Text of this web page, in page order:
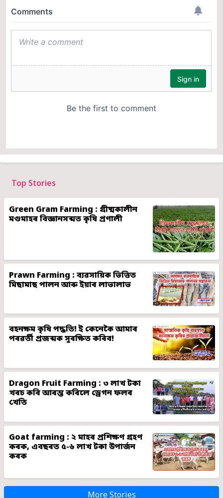
Top Stories
Green Gram Farming : গ্ৰীষ্মকালীন
মগুমাহৰ বিজ্ঞানসন্মত কৃষি প্ৰণালী
Prawn Farming : ব্যৱসায়িক ভিত্তিত
মিছামাছ পালন আৰু ইয়াৰ লাভালাভ
বহনক্ষম কৃষি পদ্ধতি! ই কেনেকৈ আমাৰ
পৰৱৰ্তী প্ৰজন্মক সুৰক্ষিত কৰিব!
Dragon Fruit Farming : ৩ লাখ টকা
খৰচ কৰি আৰম্ভ কৰিলে ড্ৰেগন ফলৰ
খেতি
Goat farming : ২ মাহৰ প্ৰশিক্ষণ গ্ৰহণ
কৰক, এবছৰত ৫-৬ লাখ টকা উপাৰ্জন
কৰক
More Stories